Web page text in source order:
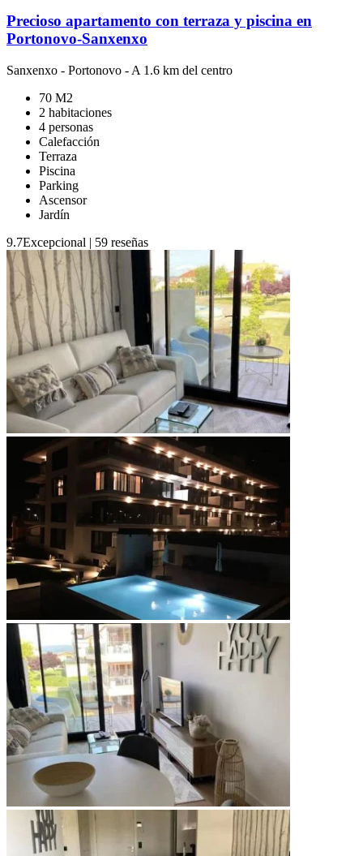
Precioso apartamento con terraza y piscina en
Portonovo-Sanxenxo
Sanxenxo - Portonovo - A 1.6 km del centro
70 M2
2 habitaciones
4 personas
Calefacción
Terraza
Piscina
Parking
Ascensor
Jardín
9.7Excepcional | 59 reseñas